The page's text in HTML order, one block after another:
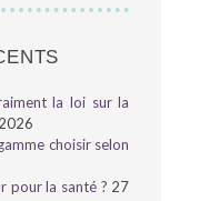
la loi sur la
choisir selon
pour la santé ? 27